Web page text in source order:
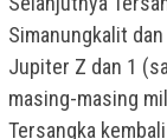
Simanungkalit
Jupiter Z dan 1
masing-masing
Tersangka